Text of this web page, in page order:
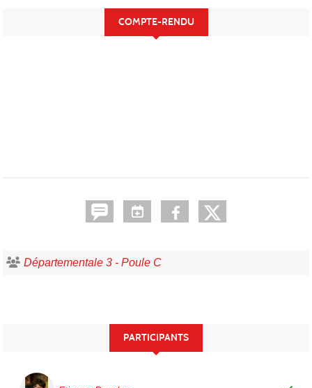
COMPTE-RENDU
Départementale 3 - Poule C
PARTICIPANTS